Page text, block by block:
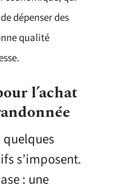
dépenser des
qualité
l’achat
s’imposent.
: une